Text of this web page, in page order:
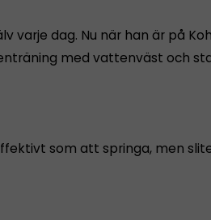
varje dag. Nu när han är på
med vattenväst och
som att springa, men